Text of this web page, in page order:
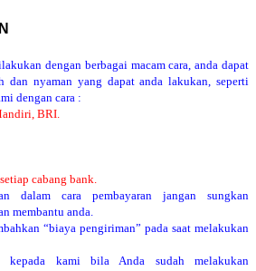
dengan berbagai macam cara, anda dapat
dan nyaman yang dapat anda lakukan, seperti
dengan cara :
BRI.
cabang bank.
dalam cara pembayaran jangan sungkan
membantu anda.
“biaya pengiriman” pada saat melakukan
kepada kami bila Anda sudah melakukan